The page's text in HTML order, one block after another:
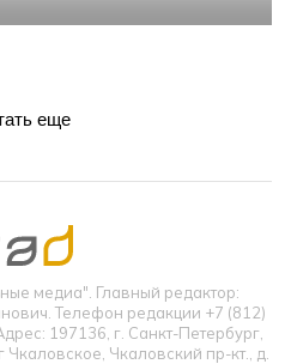
еще
медиа". Главный редактор:
Телефон редакции +7 (812)
197136, г. Санкт-Петербург,
Чкаловский пр-кт., д.